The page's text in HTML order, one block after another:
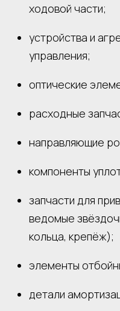
ходовой части;
устройства и
управления;
оптические
расходные
направляющие
компоненты
запчасти для
ведомые
кольца, крепёж);
элементы
детали